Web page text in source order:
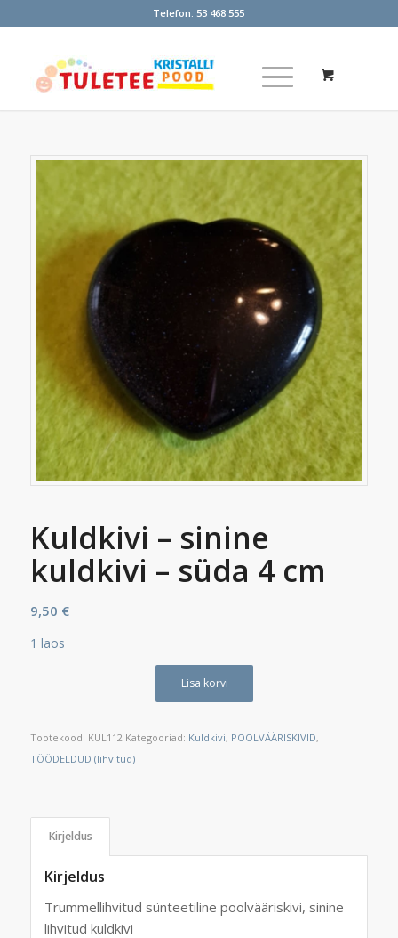
Telefon: 53 468 555
Kuldkivi – sinine
kuldkivi – süda 4 cm
9,50 €
1 laos
Lisa korvi
Tootekood: KUL112 Kategooriad: Kuldkivi, POOLVÄÄRISKIVID,
TÖÖDELDUD (lihvitud)
Kirjeldus
Kirjeldus
Trummellihvitud sünteetiline poolvääriskivi, sinine
lihvitud kuldkivi